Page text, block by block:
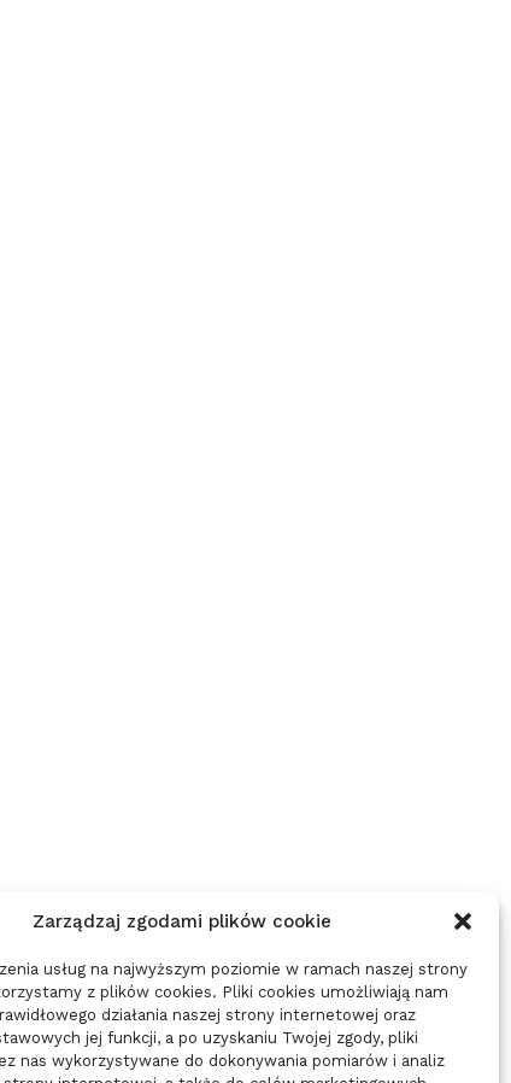
Zarządzaj zgodami plików cookie
usług na najwyższym poziomie w ramach naszej strony
z plików cookies. Pliki cookies umożliwiają nam
działania naszej strony internetowej oraz
jej funkcji, a po uzyskaniu Twojej zgody, pliki
nas wykorzystywane do dokonywania pomiarów i analiz